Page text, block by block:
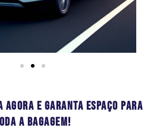
Agora e Garanta Espaço para
a Bagagem!